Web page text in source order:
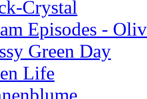
Crystal
Episodes -
Green Day
Life